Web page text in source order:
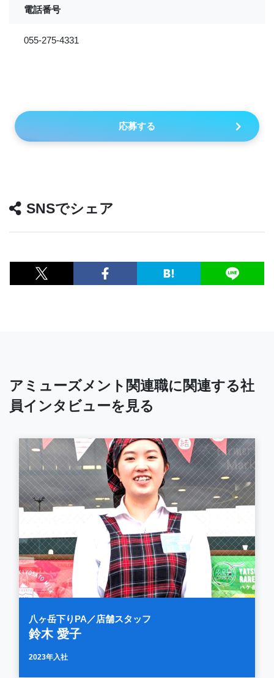
電話番号
055-275-4331
応募する
SNSでシェア
アミューズメント関連職に関連する社
員インタビューを見る
八ヶ岳下りPA／店舗スタッフ
鈴木 愛子
2023年入社